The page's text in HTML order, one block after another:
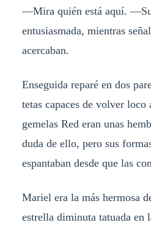
—Mira quién está aquí.
entusiasmada, mientras
acercaban.
Enseguida reparé en dos
tetas capaces de volver loco
gemelas Red eran unas
duda de ello, pero sus
espantaban desde que las
Mariel era la más hermosa
estrella diminuta tatuada en